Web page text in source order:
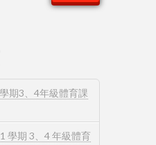
期3、4年級體育課
學期 3、4 年級體育